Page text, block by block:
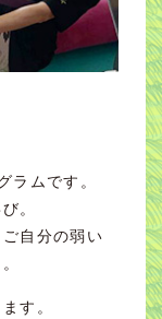
ムです。
。
自分の弱い
す。